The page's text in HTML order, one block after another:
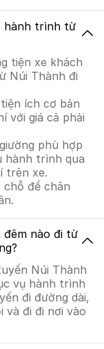
hành trình từ
tiện xe khách
Núi Thành đi
ích cơ bản
với giá cả phải
phù hợp
hành trình qua
trên xe.
chỗ để chân
đêm nào đi từ
Núi Thành
vụ hành trình
đi đường dài,
và đi đi nơi vào